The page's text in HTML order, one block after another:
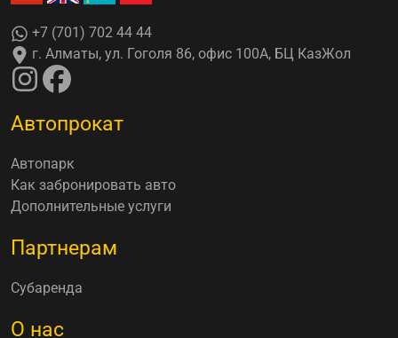
+7 (701) 702 44 44
г. Алматы, ул. Гоголя 86, офис 100А, БЦ КазЖол
Автопрокат
Автопарк
Как забронировать авто
Дополнительные услуги
Партнерам
Субаренда
О нас